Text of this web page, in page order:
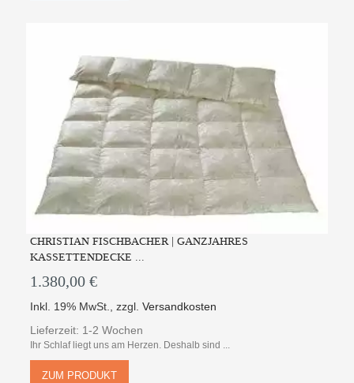
CHRISTIAN FISCHBACHER | GANZJAHRES
KASSETTENDECKE ...
1.380,00 €
Inkl. 19% MwSt. ,zzgl.Versandkosten
Lieferzeit: 1-2 Wochen
Ihr Schlaf liegt uns am Herzen. Deshalb sind ...
ZUM PRODUKT